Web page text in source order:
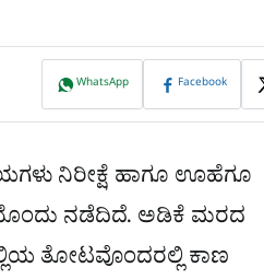
WhatsApp Facebook
ನಿರೀಕ್ಷೆ ಹಾಗೂ ಊಹೆಗೂ
ನಡೆದಿದೆ. ಅಡಿಕೆ ಮರದ
ತೋಟವೊಂದರಲ್ಲಿ ಕಾಣ